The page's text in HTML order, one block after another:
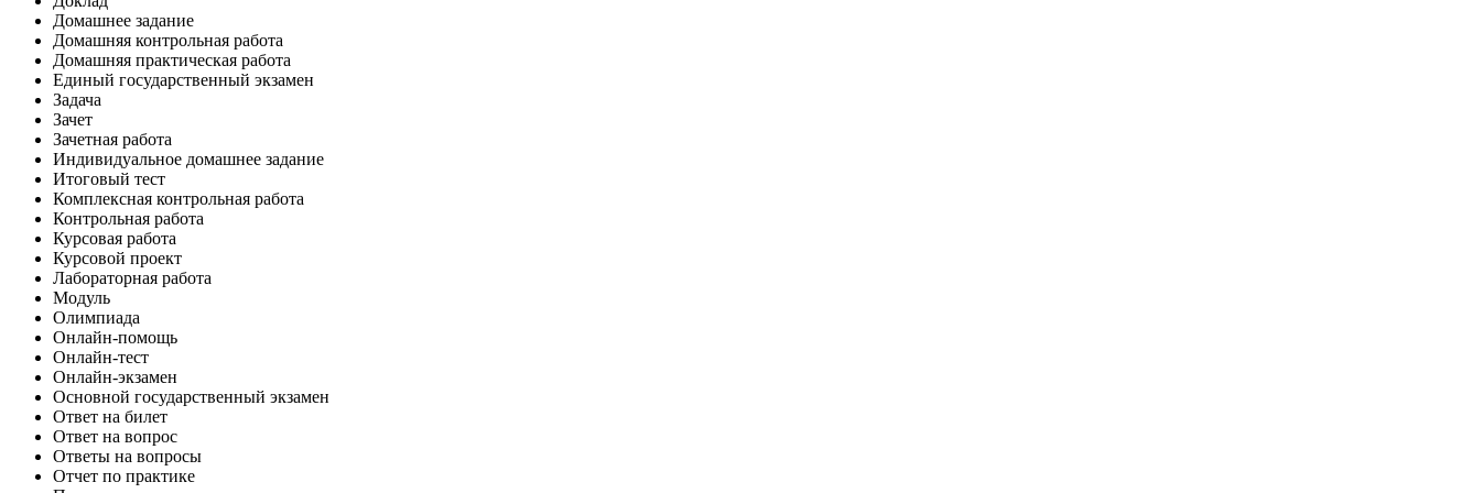
Домашнее задание
Домашняя контрольная работа
Домашняя практическая работа
Единый государственный экзамен
Задача
Зачет
Зачетная работа
Индивидуальное домашнее задание
Итоговый тест
Комплексная контрольная работа
Контрольная работа
Курсовая работа
Курсовой проект
Лабораторная работа
Модуль
Олимпиада
Онлайн-помощь
Онлайн-тест
Онлайн-экзамен
Основной государственный экзамен
Ответ на билет
Ответ на вопрос
Ответы на вопросы
Отчет по практике